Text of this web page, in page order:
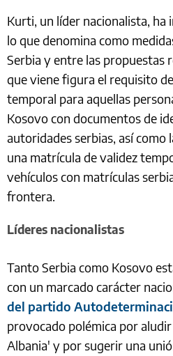
Kurti, un líder nacionalista,
lo que denomina como
Serbia y entre las propuestas
que viene figura el requisito
temporal para aquellas
Kosovo con documentos de
autoridades serbias, así como
una matrícula de validez
vehículos con matrículas
frontera.
Líderes nacionalistas
Tanto Serbia como Kosovo
con un marcado carácter
del partido
provocado polémica por
Albania' y por sugerir una